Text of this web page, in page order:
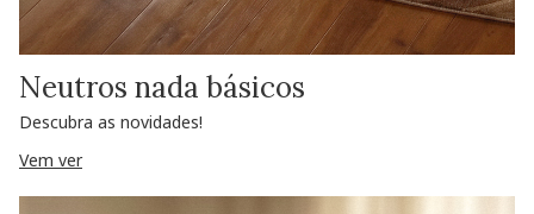
Neutros nada básicos
Descubra as novidades!
Vem ver